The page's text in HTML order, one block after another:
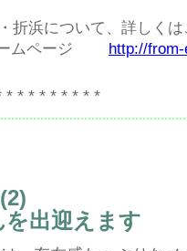
浜について、詳しくは
ームページ http://
* * * * * * * *
出迎えます